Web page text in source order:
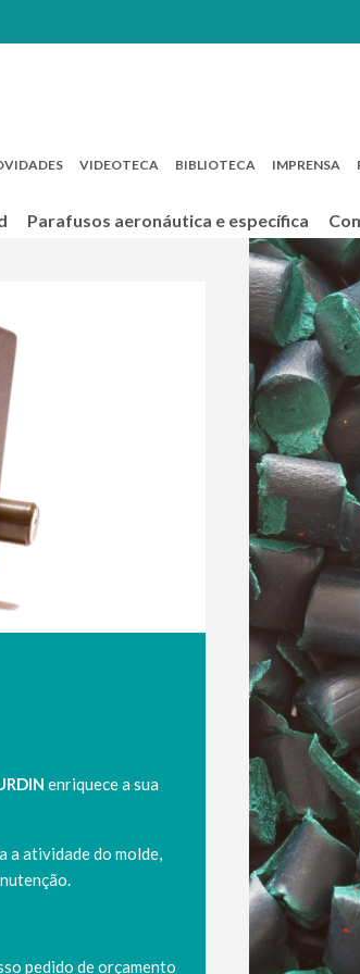
VIDEOTECA BIBLIOTECA IMPRENSA
Parafusos aeronáutica e específica
enriquece a sua
a atividade do molde,
pedido de orçamento